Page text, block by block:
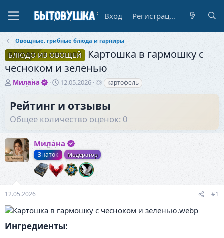
Вход Регистрация
Овощные, грибные блюда и гарниры
БЛЮДО ИЗ ОВОЩЕЙ
Картошка в гармошку с
чесноком и зеленью
А
о
р
е
м
ы
Милана
Д
а
н
ч
а
л
а
12.05.2026
Т
и
картофель
Рейтинг и отзывы
Общее количество оценок: 0
Милана
Знаток Модератор
12.05.2026 #1
Ингредиенты:​